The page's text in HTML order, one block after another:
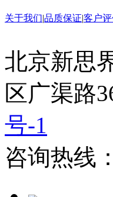
关于我们|品质保证|客户
北京新思
区广渠路
号-1
咨询热线